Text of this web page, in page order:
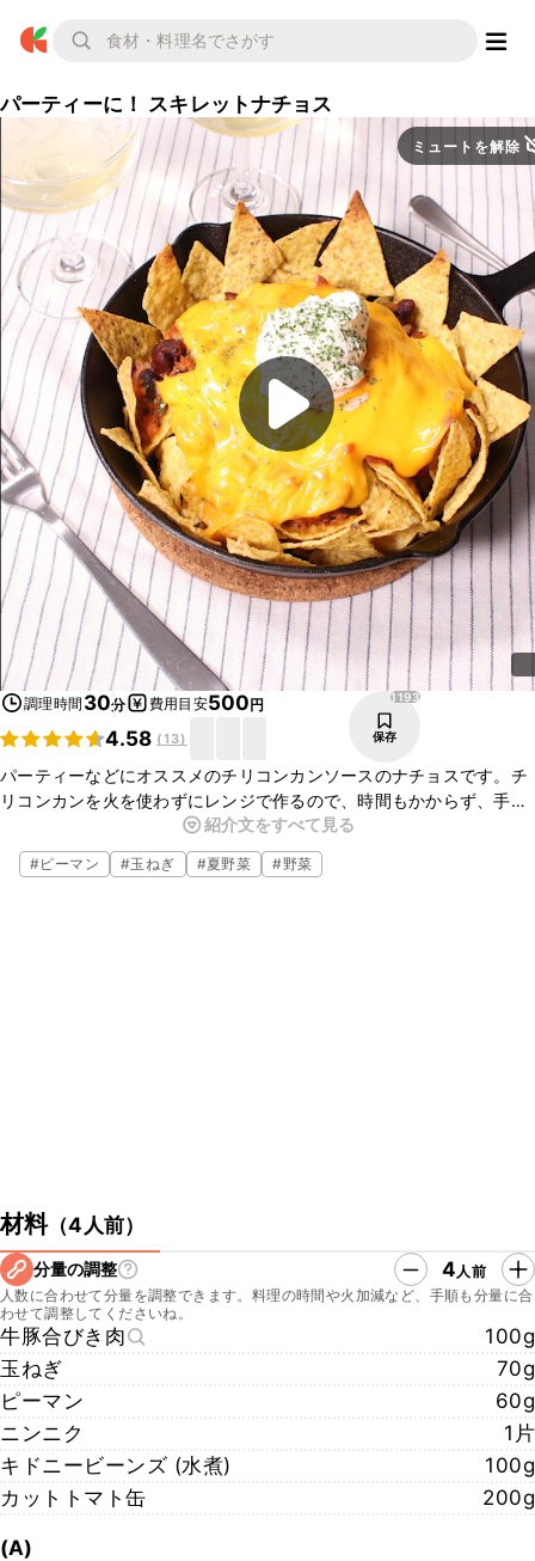
パーティーに！ スキレットナチョス
ミュートを解除
調理時間 30分 費用目安500円
4.58 (13)
1193
保存
パーティーなどにオススメのチリコンカンソースのナチョスです。チ
リコンカンを火を使わずにレンジで作るので、時間もかからず、手間
いらずですよ。お酒にも合うので、ぜひお試しくださいね。
紹介文をすべて見る
#ピーマン #玉ねぎ #夏野菜 #野菜
材料（4人前）
分量の調整 4人前
人数に合わせて分量を調整できます。料理の時間や火加減など、手順も分量に合
わせて調整してくださいね。
牛豚合びき肉
100g
玉ねぎ
70g
ピーマン
60g
ニンニク
1片
キドニービーンズ (水煮)
100g
カットトマト缶
200g
(A)